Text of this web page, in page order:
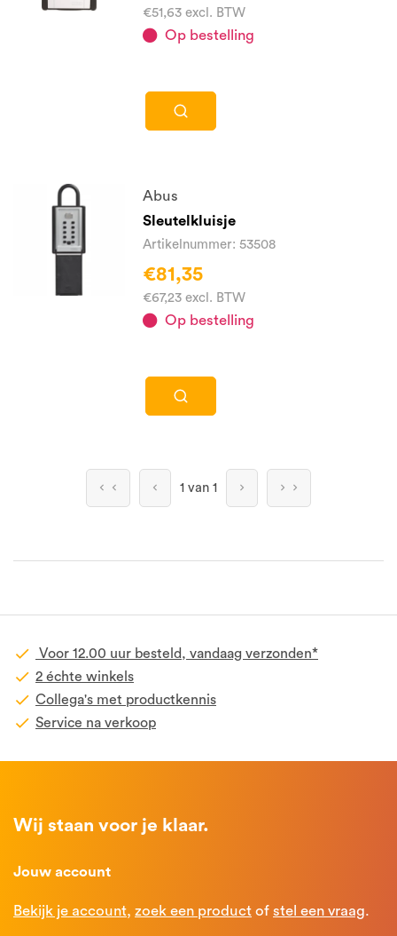
€51,63 excl. BTW
Op bestelling
Abus
Sleutelkluisje
Artikelnummer: 53508
€81,35
€67,23 excl. BTW
Op bestelling
1 van 1
Voor 12.00 uur besteld, vandaag verzonden*
2 échte winkels
Collega's met productkennis
Service na verkoop
Wij staan voor je klaar.
Jouw account
Bekijk je account, zoek een product of stel een vraag.